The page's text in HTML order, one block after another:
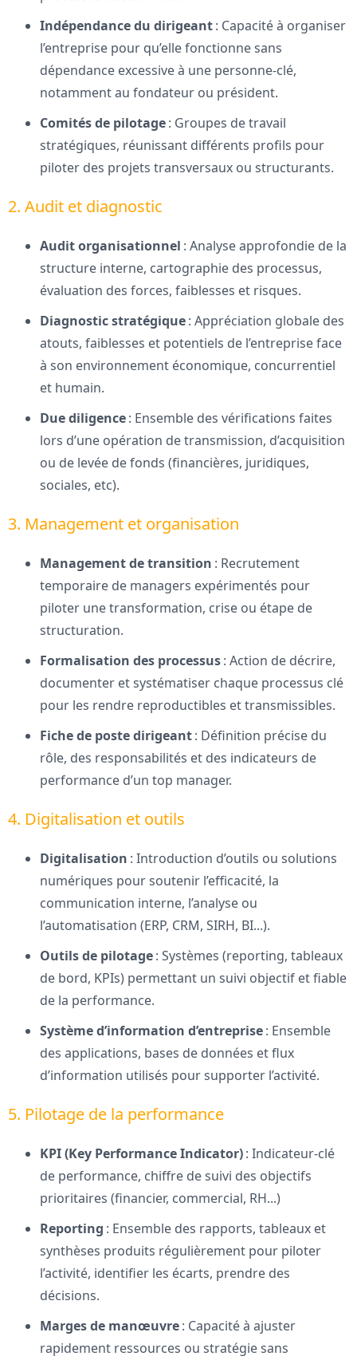
Indépendance du dirigeant: Capacité à organiser
l’entreprise pour qu’elle fonctionne sans
dépendance excessive à une personne-clé,
notamment au fondateur ou président.
Comités de pilotage: Groupes de travail
stratégiques, réunissant différents profils pour
piloter des projets transversaux ou structurants.
2. Audit et diagnostic
Audit organisationnel : Analyse approfondie de la
structure interne, cartographie des processus,
évaluation des forces, faiblesses et risques.
Diagnostic stratégique: Appréciation globale des
atouts, faiblesses et potentiels de l’entreprise face
à son environnement économique, concurrentiel
et humain.
Due diligence: Ensemble des vérifications faites
lors d’une opération de transmission, d’acquisition
ou de levée de fonds (financières, juridiques,
sociales, etc).
3. Management et organisation
Management de transition : Recrutement
temporaire de managers expérimentés pour
piloter une transformation, crise ou étape de
structuration.
Formalisation des processus: Action de décrire,
documenter et systématiser chaque processus clé
pour les rendre reproductibles et transmissibles.
Fiche de poste dirigeant: Définition précise du
rôle, des responsabilités et des indicateurs de
performance d’un top manager.
4. Digitalisation et outils
Digitalisation : Introduction d’outils ou solutions
numériques pour soutenir l’efficacité, la
communication interne, l’analyse ou
l’automatisation (ERP, CRM, SIRH, BI...).
Outils de pilotage: Systèmes (reporting, tableaux
de bord, KPIs) permettant un suivi objectif et fiable
de la performance.
Système d’information d’entreprise: Ensemble
des applications, bases de données et flux
d’information utilisés pour supporter l’activité.
5. Pilotage de la performance
KPI (Key Performance Indicator): Indicateur-clé
de performance, chiffre de suivi des objectifs
prioritaires (financier, commercial, RH...)
Reporting : Ensemble des rapports, tableaux et
synthèses produits régulièrement pour piloter
l’activité, identifier les écarts, prendre des
décisions.
Marges de manœuvre: Capacité à ajuster
rapidement ressources ou stratégie sans